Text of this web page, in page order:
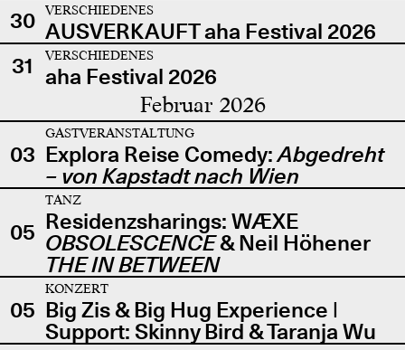
30
VERSCHIEDENES
AUSVERKAUFT aha Festival 2026
31
VERSCHIEDENES
aha Festival 2026
Februar 2026
03
GASTVERANSTALTUNG
Explora Reise Comedy:Abgedreht
– von Kapstadt nach Wien
05
TANZ
Residenzsharings: WÆXE
OBSOLESCENCE& Neil Höhener
THE IN BETWEEN
05
KONZERT
Big Zis & Big Hug Experience |
Support: Skinny Bird & Taranja Wu